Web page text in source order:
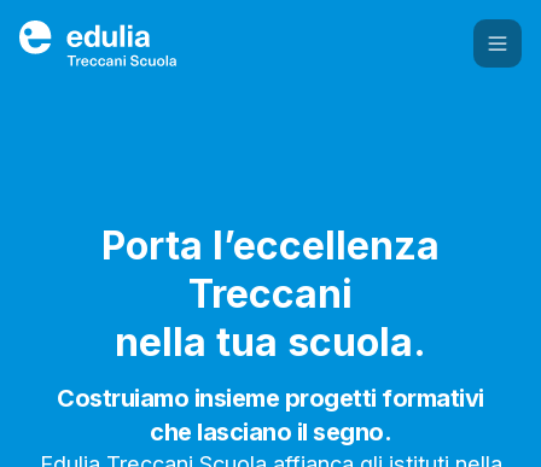
Edulia Treccani Scuola
Porta l’eccellenza
Treccani
nella tua scuola.
Costruiamo insieme progetti formativi
che lasciano il segno.